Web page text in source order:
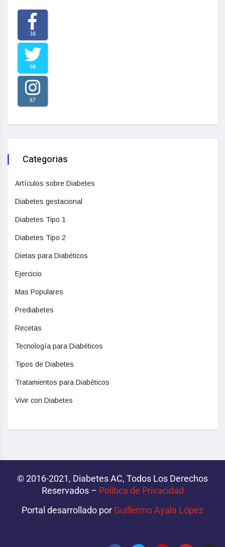
38
98
87
Categorias
Artículos sobre Diabetes
Diabetes gestacional
Diabetes Tipo 1
Diabetes Tipo 2
Dietas para Diabéticos
Ejercicio
Mas Populares
Prediabetes
Recetas
Tecnología para Diabéticos
Tipos de Diabetes
Tratamientos para Diabéticos
Vivir con Diabetes
© 2016-2021, Diabetes AC, Todos Los Derechos
Reservados – Política de Privacidad‌­
Portal desarrollado por Guillermo Ayala López